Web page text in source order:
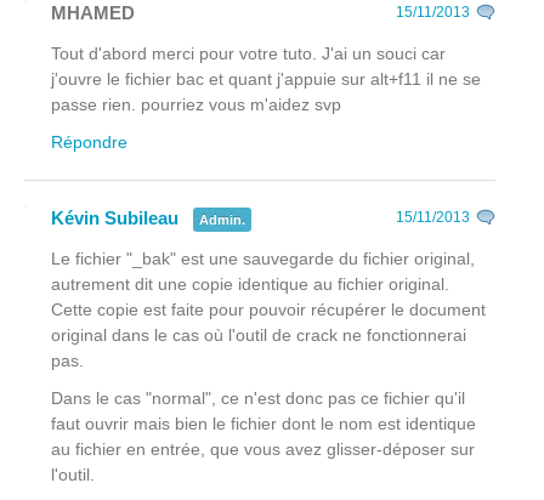
MHAMED 15/11/2013
Tout d'abord merci pour votre tuto. J'ai un souci car
j'ouvre le fichier bac et quant j'appuie sur alt+f11 il ne se
passe rien. pourriez vous m'aidez svp
Répondre
Kévin Subileau Admin. 15/11/2013
Le fichier "_bak" est une sauvegarde du fichier original,
autrement dit une copie identique au fichier original.
Cette copie est faite pour pouvoir récupérer le document
original dans le cas où l'outil de crack ne fonctionnerai
pas.
Dans le cas "normal", ce n'est donc pas ce fichier qu'il
faut ouvrir mais bien le fichier dont le nom est identique
au fichier en entrée, que vous avez glisser-déposer sur
l'outil.